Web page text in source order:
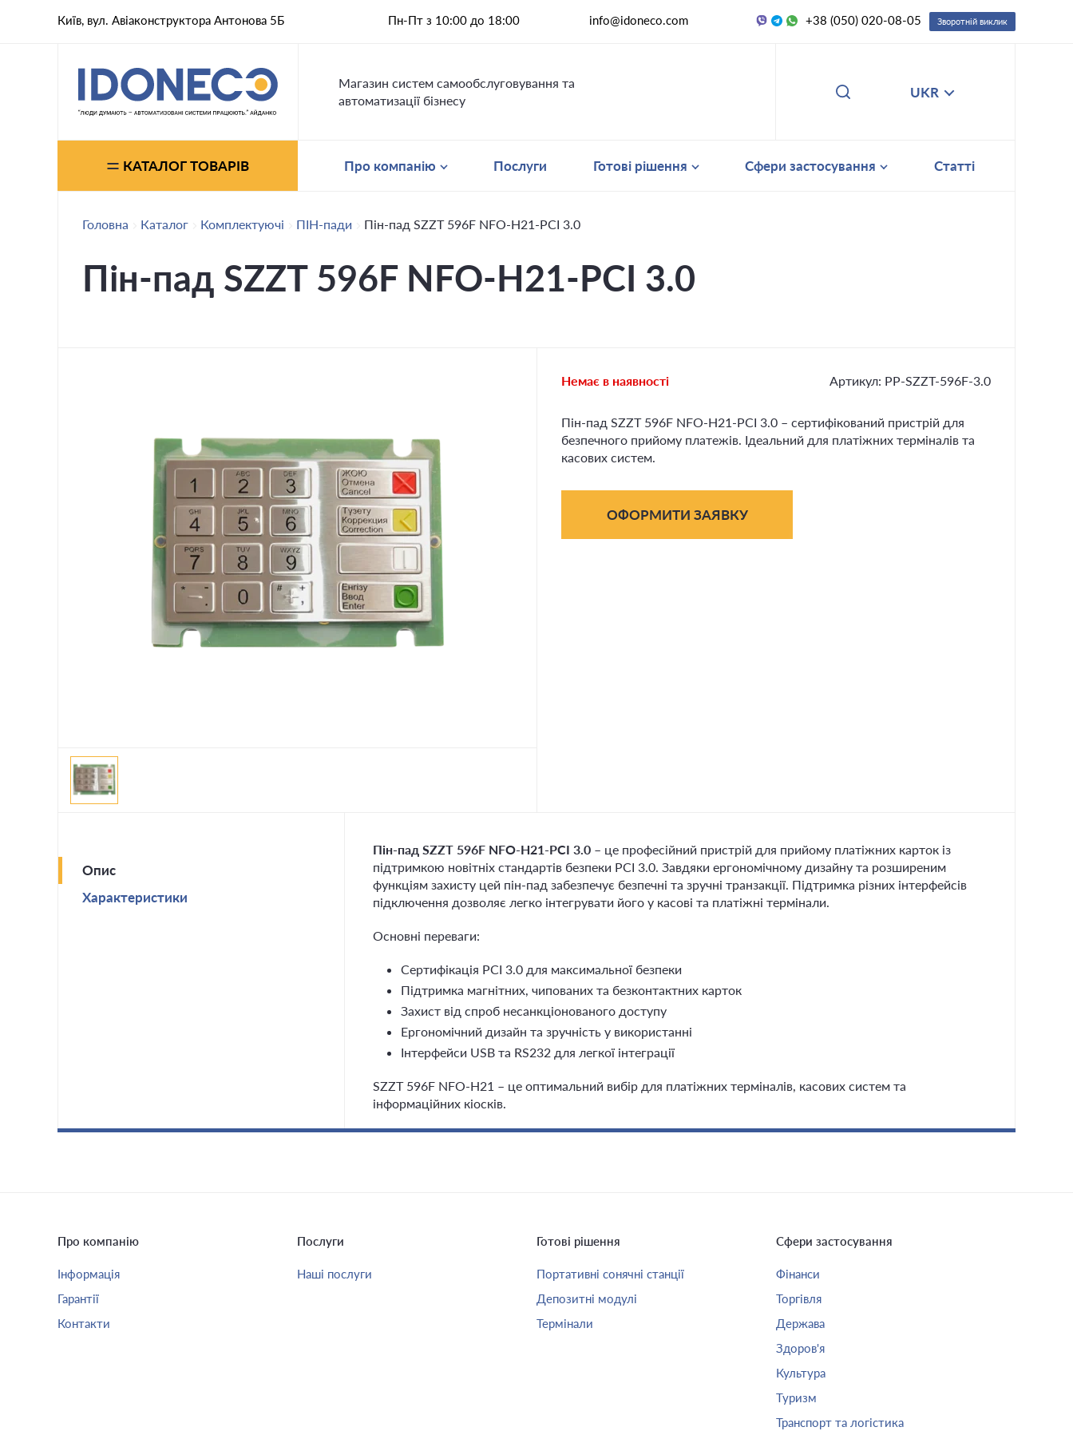
Київ, вул. Авіаконструктора Антонова 5Б Пн-Пт з 10:00 до 18:00 info@idoneco.com +38 (050) 020-08-05 Зворотній виклик
Магазин систем самообслуговування та
автоматизації бізнесу
UKR
КАТАЛОГ ТОВАРІВ Про компанію Послуги Готові рішення Сфери застосування Статті
Головна Каталог Комплектуючі ПІН-пади Пін-пад SZZT 596F NFO-H21-PCI 3.0
Пін-пад SZZT 596F NFO-H21-PCI 3.0
Немає в наявності Артикул: PP-SZZT-596F-3.0
Пін-пад SZZT 596F NFO-H21-PCI 3.0 – сертифікований пристрій для
безпечного прийому платежів. Ідеальний для платіжних терміналів та
касових систем.
ОФОРМИТИ ЗАЯВКУ
Опис
Характеристики
Пін-пад SZZT 596F NFO-H21-PCI 3.0 – це професійний пристрій для прийому платіжних карток із
підтримкою новітніх стандартів безпеки PCI 3.0. Завдяки ергономічному дизайну та розширеним
функціям захисту цей пін-пад забезпечує безпечні та зручні транзакції. Підтримка різних інтерфейсів
підключення дозволяє легко інтегрувати його у касові та платіжні термінали.
Основні переваги:
Сертифікація PCI 3.0 для максимальної безпеки
Підтримка магнітних, чипованих та безконтактних карток
Захист від спроб несанкціонованого доступу
Ергономічний дизайн та зручність у використанні
Інтерфейси USB та RS232 для легкої інтеграції
SZZT 596F NFO-H21 – це оптимальний вибір для платіжних терміналів, касових систем та
інформаційних кіосків.
Про компанію
Інформація
Гарантії
Контакти
Послуги
Наші послуги
Готові рішення
Портативні сонячні станції
Депозитні модулі
Термінали
Сфери застосування
Фінанси
Торгівля
Держава
Здоров'я
Культура
Туризм
Транспорт та логістика